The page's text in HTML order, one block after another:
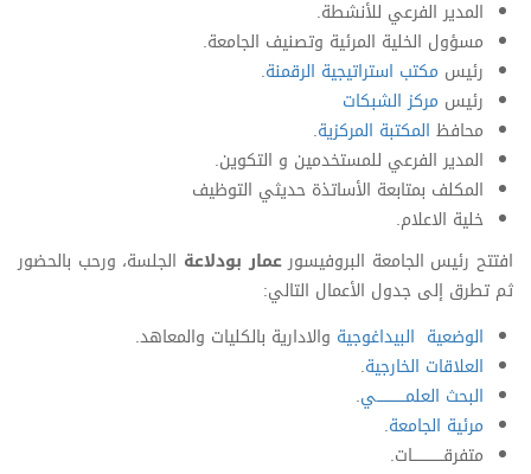
المدير الفرعي للأنشطة.
مسؤول الخلية المرئية وتصنيف الجامعة.
رئيس مكتب استراتيجية الرقمنة.
رئيس مركز الشبكات
محافظ المكتبة المركزية.
المدير الفرعي للمستخدمين و التكوين.
المكلف بمتابعة الأساتذة حديثي التوظيف
خلية الاعلام.
افتتح رئيس الجامعة البروفيسورعمار بودلاعة الجلسة، ورحب بالحضور
ثم تطرق إلى جدول الأعمال التالي:
الوضعية البيداغوجية والادارية بالكليات والمعاهد.
العلاقات الخارجية.
البحث العلمــــــــــــي.
مرئية الجامعة.
متفرقـــــــــــــات.